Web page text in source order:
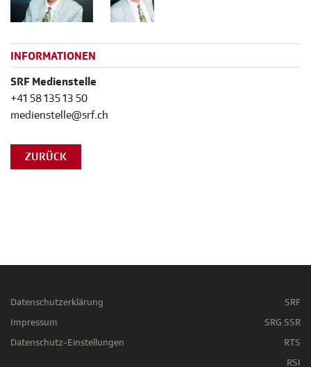
INFORMATIONEN
SRF Medienstelle
+41 58 135 13 50
medienstelle@srf.ch
ZURÜCK
Datenschutzerklärung
Impressum
Datenschutz-Einstellungen
SRF
SRG SSR
RTS
RSI